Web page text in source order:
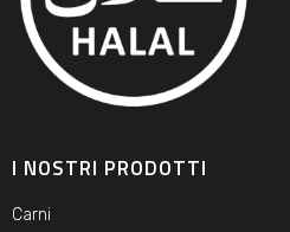
I NOSTRI PRODOTTI
Carni